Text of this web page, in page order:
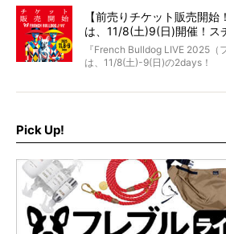
day1の司会はフレブルラバー
ェスには世代ど真ん中の
に豪華なラインナップ。
北は北海道、南は鹿児島県から
グが一堂に会した「フレブル
【前売りチケット販売開
は、11/8(土)9(日)開催！ス
マソング制作も決定
『French Bulldog LIVE 2025（
は、11/8(土)-9(日)の2days！
お得な前売りチケット、いよ
ど、内容盛りだくさんでお送り
お見逃しなく！
Pick Up!